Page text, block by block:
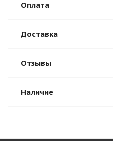
Оплата
Доставка
Отзывы
Наличие